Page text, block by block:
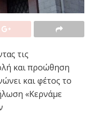
τις
και προώθηση
και φέτος το
«Κερνάμε